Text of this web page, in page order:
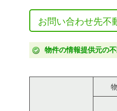
お問い合わせ先不
物件の情報提供元の